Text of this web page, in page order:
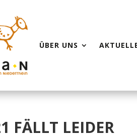
ÜBER UNS
FÄLLT LEIDER